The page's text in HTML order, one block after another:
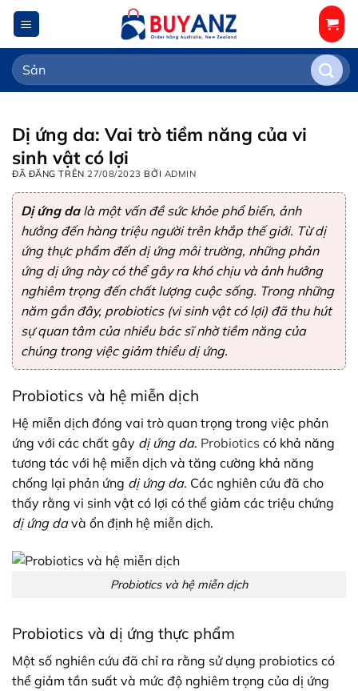
Chuyển
đến
nội
dung
Tìm
kiếm:
Dị ứng da: Vai trò tiềm năng của vi
sinh vật có lợi
ĐÃ ĐĂNG TRÊN27/08/2023 BỞI ADMIN
Dị ứng dalà một vấn đề sức khỏe phổ biến, ảnh
hưởng đến hàng triệu người trên khắp thế giới. Từ dị
ứng thực phẩm đến dị ứng môi trường, những phản
ứng dị ứng này có thể gây ra khó chịu và ảnh hưởng
nghiêm trọng đến chất lượng cuộc sống. Trong những
năm gần đây, probiotics (vi sinh vật có lợi) đã thu hút
sự quan tâm của nhiều bác sĩ nhờ tiềm năng của
chúng trong việc giảm thiểu dị ứng.
Probiotics và hệ miễn dịch
Hệ miễn dịch đóng vai trò quan trọng trong việc phản
ứng với các chất gây dị ứng da. Probiotics có khả năng
tương tác với hệ miễn dịch và tăng cường khả năng
chống lại phản ứng dị ứng da. Các nghiên cứu đã cho
thấy rằng vi sinh vật có lợi có thể giảm các triệu chứng
dị ứng davà ổn định hệ miễn dịch.
Probiotics và hệ miễn dịch
Probiotics và dị ứng thực phẩm
Một số nghiên cứu đã chỉ ra rằng sử dụng probiotics có
thể giảm tần suất và mức độ nghiêm trọng của dị ứng